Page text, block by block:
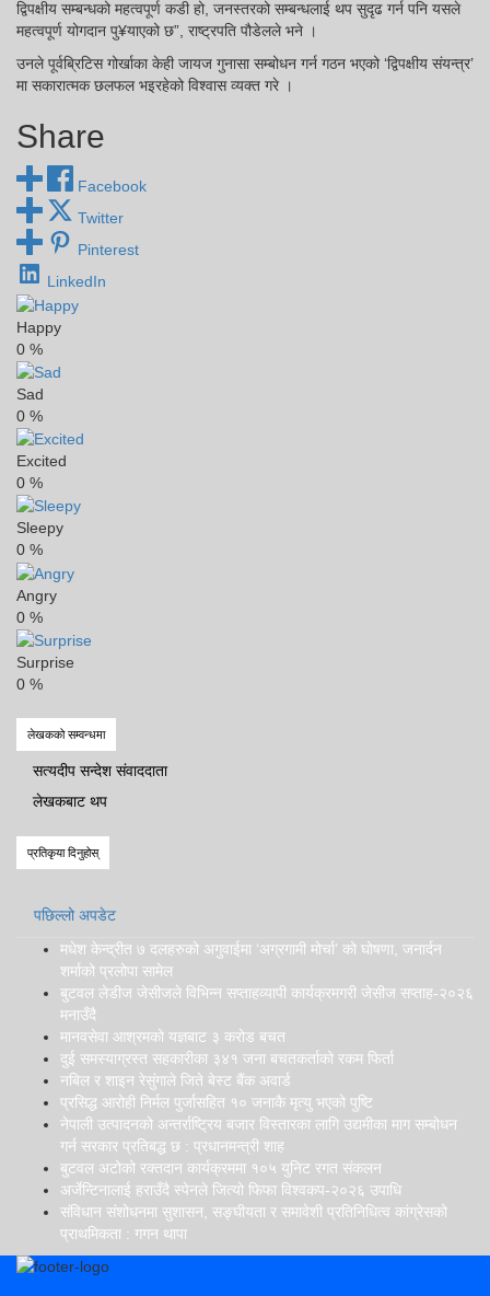
द्विपक्षीय सम्बन्धको महत्वपूर्ण कडी हो, जनस्तरको सम्बन्धलाई थप सुदृढ गर्न पनि यसले
महत्वपूर्ण योगदान पु¥याएको छ”, राष्ट्रपति पौडेलले भने ।
उनले पूर्वब्रिटिस गोर्खाका केही जायज गुनासा सम्बोधन गर्न गठन भएको ‘द्विपक्षीय संयन्त्र’
मा सकारात्मक छलफल भइरहेको विश्वास व्यक्त गरे ।
Share
Facebook
Twitter
Pinterest
LinkedIn
Happy
0 %
Sad
0 %
Excited
0 %
Sleepy
0 %
Angry
0 %
Surprise
0 %
लेखकको सम्वन्धमा
सत्यदीप सन्देश संवाददाता
लेखकबाट थप
प्रतिकृया दिनुहोस्
पछिल्लो अपडेट
मधेश केन्द्रीत ७ दलहरुको अगुवाईमा ‘अग्रगामी मोर्चा’ को घोषणा, जनार्दन
शर्माको प्रलोपा सामेल
बुटवल लेडीज जेसीजले विभिन्न सप्ताहव्यापी कार्यक्रमगरी जेसीज सप्ताह-२०२६
मनाउँदै
मानवसेवा आश्रमको यज्ञबाट ३ करोड बचत
दुई समस्याग्रस्त सहकारीका ३४१ जना बचतकर्ताको रकम फिर्ता
नबिल र शाइन रेसुंगाले जिते बेस्ट बैंक अवार्ड
प्रसिद्ध आरोही निर्मल पुर्जासहित १० जनाकै मृत्यु भएको पुष्टि
नेपाली उत्पादनको अन्तर्राष्ट्रिय बजार विस्तारका लागि उद्यमीका माग सम्बोधन
गर्न सरकार प्रतिबद्ध छ : प्रधानमन्त्री शाह
बुटवल अटोको रक्तदान कार्यक्रममा १०५ युनिट रगत संकलन
अर्जेन्टिनालाई हराउँदै स्पेनले जित्यो फिफा विश्वकप-२०२६ उपाधि
संविधान संशोधनमा सुशासन, सङ्घीयता र समावेशी प्रतिनिधित्व कांग्रेसको
प्राथमिकता : गगन थापा